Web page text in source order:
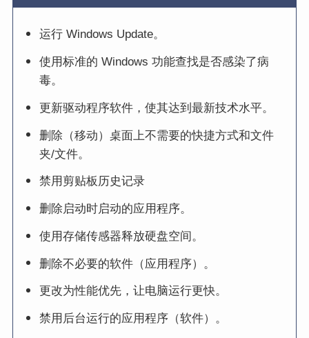
运行 Windows Update。
使用标准的 Windows 功能查找是否感染了病
毒。
更新驱动程序软件，使其达到最新技术水平。
删除（移动）桌面上不需要的快捷方式和文件
夹/文件。
禁用剪贴板历史记录
删除启动时启动的应用程序。
使用存储传感器释放硬盘空间。
删除不必要的软件（应用程序）。
更改为性能优先，让电脑运行更快。
禁用后台运行的应用程序（软件）。